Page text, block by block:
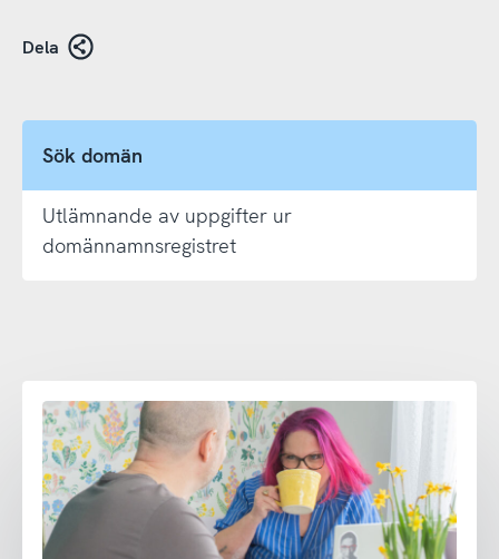
Dela
Sök domän
Utlämnande av uppgifter ur
domännamnsregistret